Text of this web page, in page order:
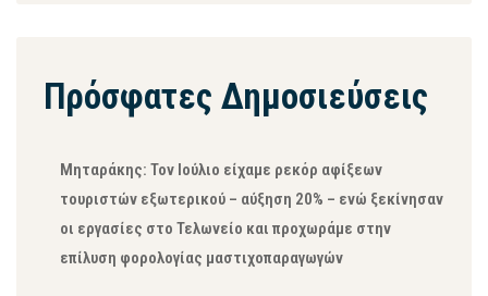
Πρόσφατες Δημοσιεύσεις
Μηταράκης: Τον Ιούλιο είχαμε ρεκόρ αφίξεων
τουριστών εξωτερικού – αύξηση 20% – ενώ ξεκίνησαν
οι εργασίες στο Τελωνείο και προχωράμε στην
επίλυση φορολογίας μαστιχοπαραγωγών